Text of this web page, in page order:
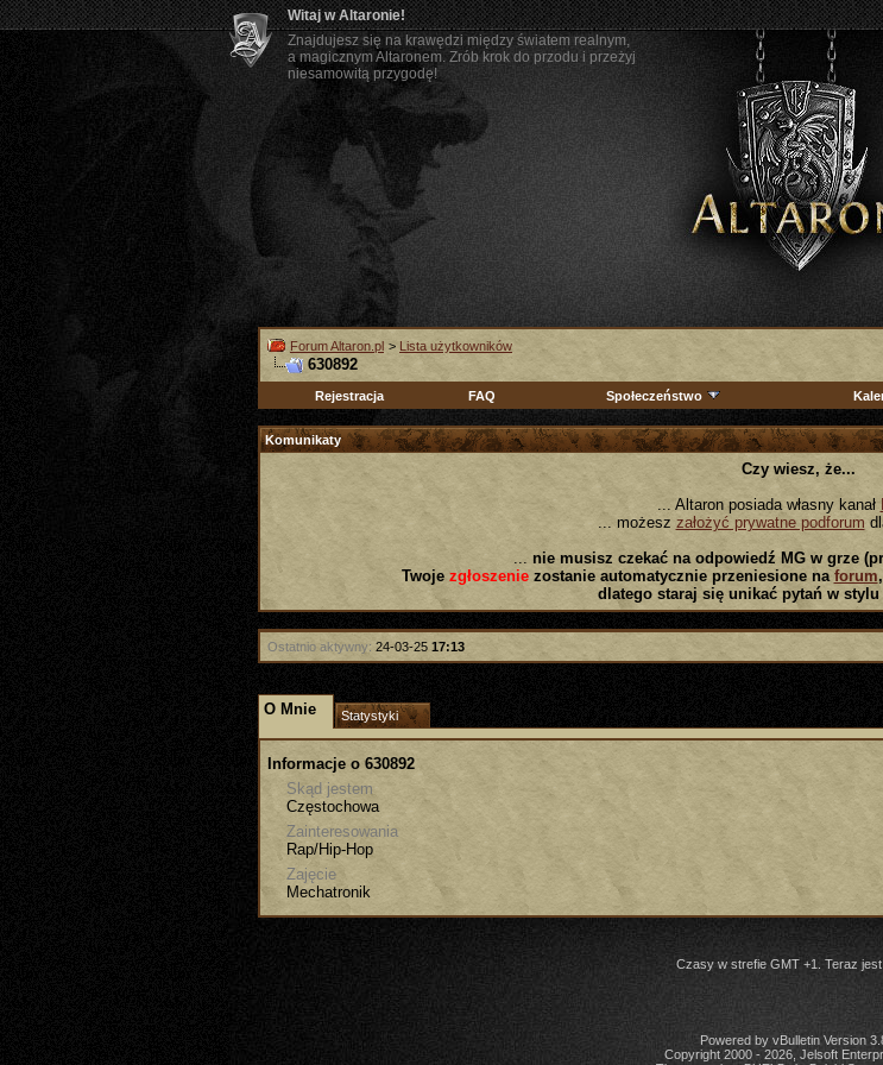
Witaj w Altaronie!
Znajdujesz się na krawędzi między światem realnym,
a magicznym Altaronem. Zrób krok do przodu i przeżyj
niesamowitą przygodę!
Forum Altaron.pl > Lista użytkowników
630892
Rejestracja FAQ Społeczeństwo
Komunikaty
Czy wiesz, że...
... Altaron posiada własny kanał
... możesz założyć prywatne podforum
... nie musisz czekać na odpowiedź MG w grze
Twoje zgłoszeniezostanie automatycznie przeniesione na forum
dlatego staraj się unikać pytań w
Ostatnio aktywny: 24-03-25 17:13
O Mnie Statystyki
Informacje o 630892
Skąd jestem
Częstochowa
Zainteresowania
Rap/Hip-Hop
Zajęcie
Mechatronik
Czasy w strefie GMT +1. Teraz jest
Powered by vBulletin Version
Copyright 2000 - 2026, Jelsoft